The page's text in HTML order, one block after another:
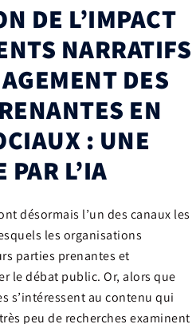
DE L’IMPACT
NARRATIFS
DES
EN
: UNE
PAR L’IA
désormais l’un des canaux les
les organisations
parties prenantes et
le débat public. Or, alors que
s’intéressent au contenu qui
peu de recherches examinent